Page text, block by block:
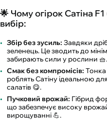
🌟 Чому огірок Сатіна
вибір:
Збір без зусиль: Завдяки
зеленець. Це зводить до
забирають сили у рослини 🧺.
Смак без компромісів: Тонка
роблять Сатіну ідеальною
салатів 😋.
Пучковий врожай: Гібрид
що забезпечує високу
вирощуванні 💪.